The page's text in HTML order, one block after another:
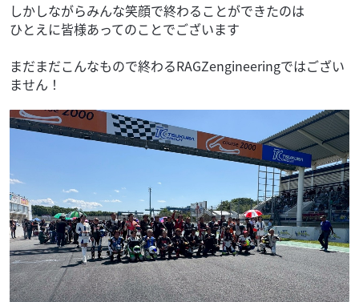
しかしながらみんな笑顔で終わることができたのは
ひとえに皆様あってのことでございます
まだまだこんなもので終わるRAGZengineeringではござい
ません！